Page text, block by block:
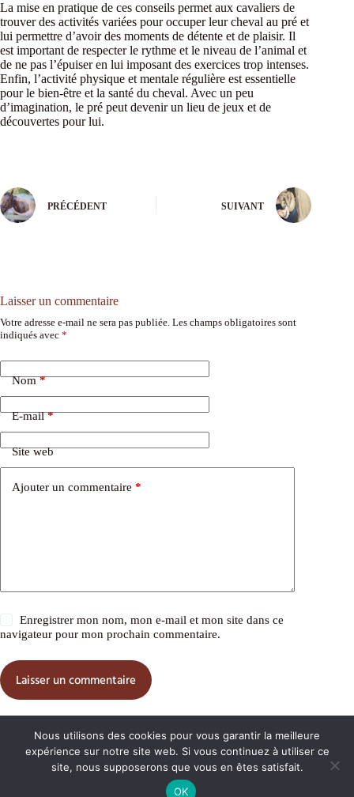
La mise en pratique de ces conseils permet aux cavaliers de
trouver des activités variées pour occuper leur cheval au pré et
lui permettre d’avoir des moments de détente et de plaisir. Il
est important de respecter le rythme et le niveau de l’animal et
de ne pas l’épuiser en lui imposant des exercices trop intenses.
Enfin, l’activité physique et mentale régulière est essentielle
pour le bien-être et la santé du cheval. Avec un peu
d’imagination, le pré peut devenir un lieu de jeux et de
découvertes pour lui.
PRÉCÉDENT SUIVANT
Laisser un commentaire
Votre adresse e-mail ne sera pas publiée. Les champs obligatoires sont
indiqués avec *
Nom*
E-mail*
Site web
Ajouter un commentaire *
Enregistrer mon nom, mon e-mail et mon site dans ce
navigateur pour mon prochain commentaire.
Laisser un commentaire
Copyright © 2026 Le cheval Akhal Teke
Nous utilisons des cookies pour vous garantir la meilleure
expérience sur notre site web. Si vous continuez à utiliser ce
site, nous supposerons que vous en êtes satisfait.
OK